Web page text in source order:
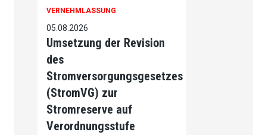
VERNEHMLASSUNG
05.08.2026
Umsetzung der Revision
des
Stromversorgungsgesetzes
(StromVG) zur
Stromreserve auf
Verordnungsstufe